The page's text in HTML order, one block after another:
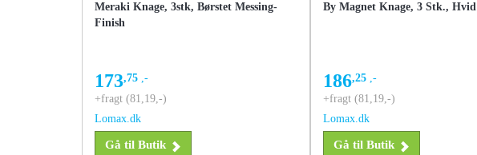
Meraki Knage, 3stk, Børstet Messing-
Finish
173,75 ,-
+fragt (81,19,-)
Lomax.dk
Gå til Butik
By Magnet Knage, 3 Stk., Hvid
186,25 ,-
+fragt (81,19,-)
Lomax.dk
Gå til Butik